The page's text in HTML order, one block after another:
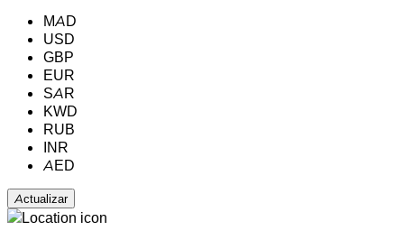
MAD
USD
GBP
EUR
SAR
KWD
RUB
INR
AED